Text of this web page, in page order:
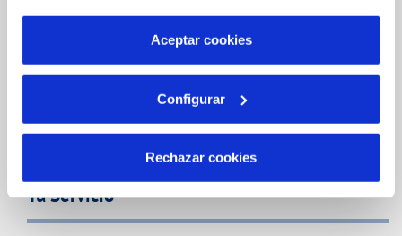
por tanto no se pueden desactivar. Puedes consultar
más información en nuestraPolítica de Cookies
Aceptar cookies
Configurar
Rechazar cookies
Tu Servicio